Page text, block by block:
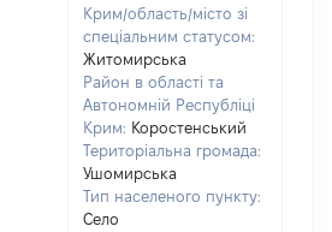
Крим/область/місто зі
спеціальним статусом:
Житомирська
Район в області та
Автономній Республіці
Крим: Коростенський
Територіальна громада:
Ушомирська
Тип населеного пункту:
Село